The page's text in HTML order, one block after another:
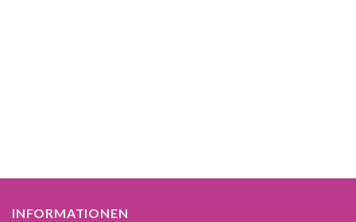
INFORMATIONEN